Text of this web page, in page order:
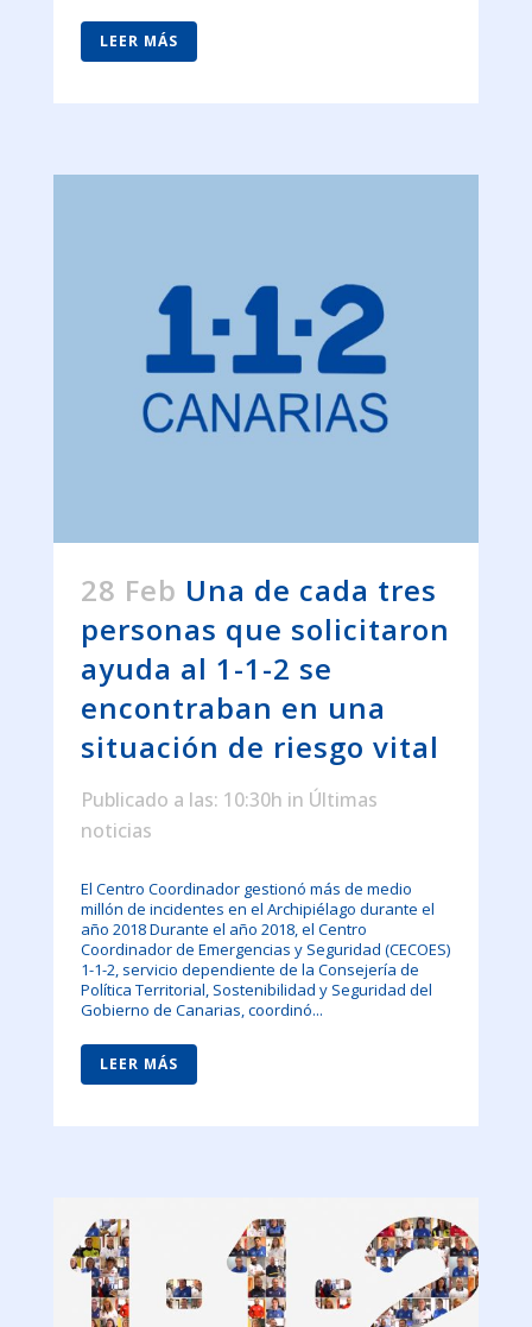
LEER MÁS
28 Feb Una de cada tres
personas que solicitaron
ayuda al 1-1-2 se
encontraban en una
situación de riesgo vital
Publicado a las: 10:30h in Últimas
noticias
El Centro Coordinador gestionó más de medio
millón de incidentes en el Archipiélago durante el
año 2018 Durante el año 2018, el Centro
Coordinador de Emergencias y Seguridad (CECOES)
1-1-2, servicio dependiente de la Consejería de
Política Territorial, Sostenibilidad y Seguridad del
Gobierno de Canarias, coordinó...
LEER MÁS